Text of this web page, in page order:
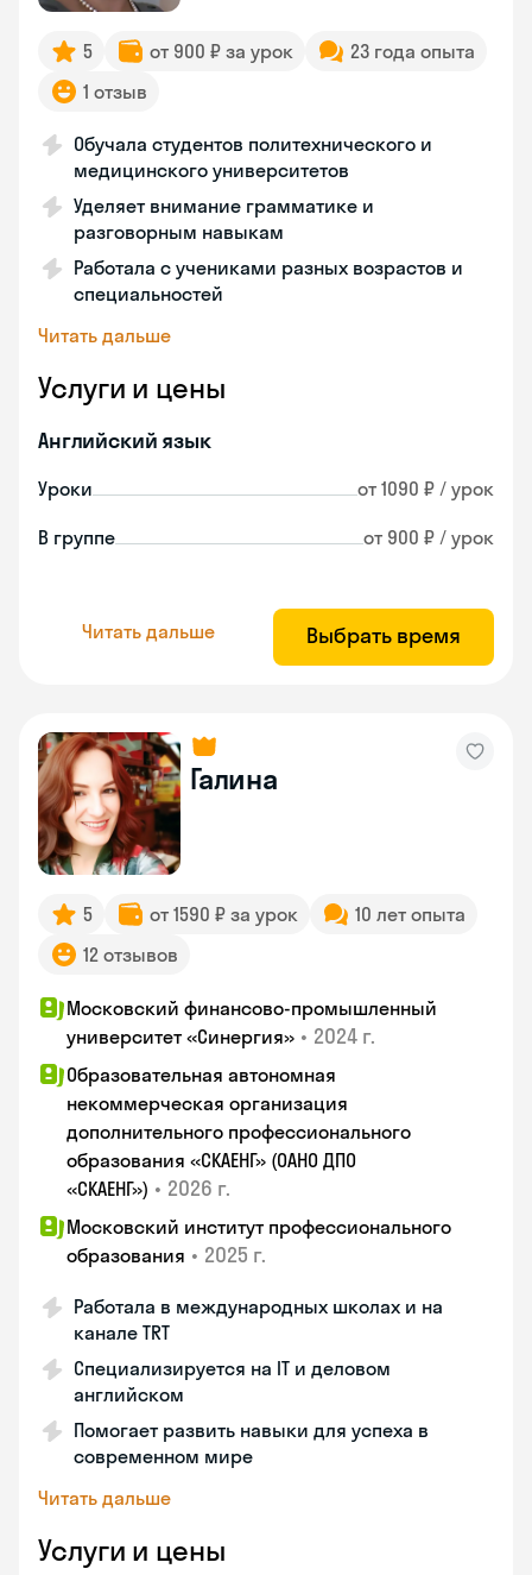
5 от 900 ₽ за урок
23 года опыта
1 отзыв
Обучала студентов политехнического и
медицинского университетов
Уделяет внимание грамматике и
разговорным навыкам
Работала с учениками разных возрастов и
специальностей
Читать дальше
Услуги и цены
Английский язык
Уроки от 1090 ₽ / урок
В группе от 900 ₽ / урок
Читать дальше Выбрать время
Галина
5 от 1590 ₽ за урок
10 лет опыта
12 отзывов
Московский финансово-промышленный
университет «Синергия» • 2024 г.
Образовательная автономная
некоммерческая организация
дополнительного профессионального
образования «СКАЕНГ» (ОАНО ДПО
«СКАЕНГ») • 2026 г.
Московский институт профессионального
образования • 2025 г.
Работала в международных школах и на
канале TRT
Специализируется на IT и деловом
английском
Помогает развить навыки для успеха в
современном мире
Читать дальше
Услуги и цены